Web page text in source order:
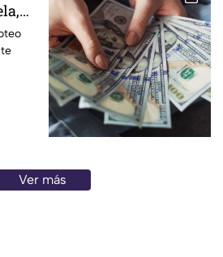
Ver más